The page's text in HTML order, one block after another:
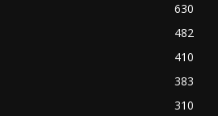
630
482
410
383
310